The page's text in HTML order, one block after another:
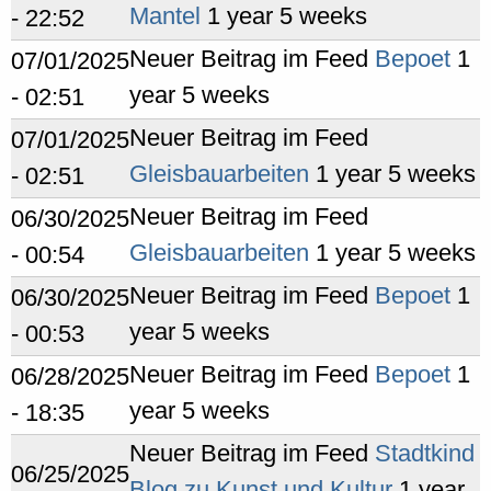
- 22:52
Mantel 1 year 5 weeks
07/01/2025
- 02:51
Neuer Beitrag im Feed Bepoet 1
year 5 weeks
07/01/2025
- 02:51
Neuer Beitrag im Feed
Gleisbauarbeiten 1 year 5 weeks
06/30/2025
- 00:54
Neuer Beitrag im Feed
Gleisbauarbeiten 1 year 5 weeks
06/30/2025
- 00:53
Neuer Beitrag im Feed Bepoet 1
year 5 weeks
06/28/2025
- 18:35
Neuer Beitrag im Feed Bepoet 1
year 5 weeks
06/25/2025
Neuer Beitrag im Feed Stadtkind